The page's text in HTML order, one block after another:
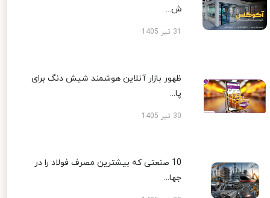
ش...
ظهور بازار آنلاین هوشمند شیش دنگ برای
پا...
30 تیر 1405
10 صنعتی که بیشترین مصرف فولاد را در
جها...